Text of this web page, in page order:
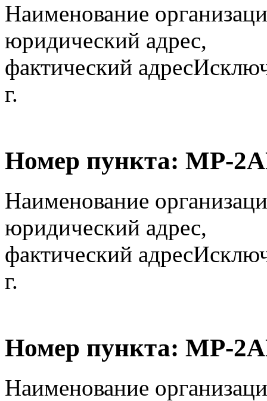
Наименование
юридический адрес,
фактический адрес
г.
Номер пункта: МР-
Наименование
юридический адрес,
фактический адрес
г.
Номер пункта: МР-
Наименование